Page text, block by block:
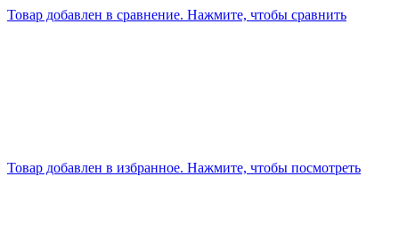
Товар добавлен в сравнение. Нажмите, чтобы сравнить
Товар добавлен в избранное. Нажмите, чтобы посмотреть